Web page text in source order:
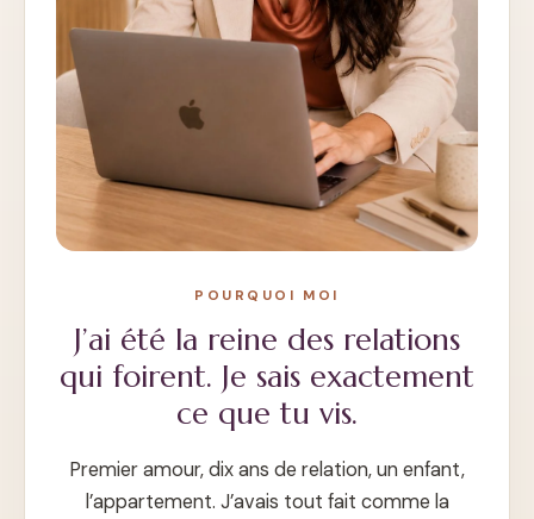
POURQUOI MOI
J’ai été la reine des relations
qui foirent. Je sais exactement
ce que tu vis.
Premier amour, dix ans de relation, un enfant,
l’appartement. J’avais tout fait comme la